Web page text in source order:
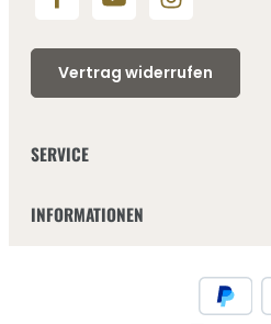
Vertrag widerrufen
SERVICE
INFORMATIONEN